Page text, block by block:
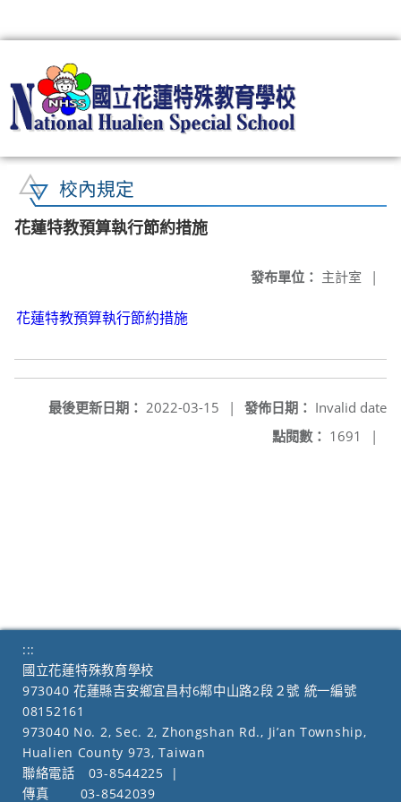
校內規定
花蓮特教預算執行節約措施
發布單位： 主計室 |
花蓮特教預算執行節約措施
發佈日期： Invalid date
最後更新日期： 2022-03-15
|
點閱數： 1691 |
:::
國立花蓮特殊教育學校
973040 花蓮縣吉安鄉宜昌村6鄰中山路2段２號 統一編號
08152161
973040 No. 2, Sec. 2, Zhongshan Rd., Ji’an Township,
Hualien County 973, Taiwan
聯絡電話
03-8544225
|
傳真
03-8542039